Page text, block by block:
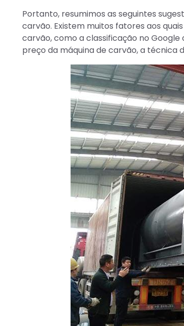
Portanto, resumimos as seguintes
carvão. Existem muitos fatores aos
carvão, como a classificação no
preço da máquina de carvão, a técnica